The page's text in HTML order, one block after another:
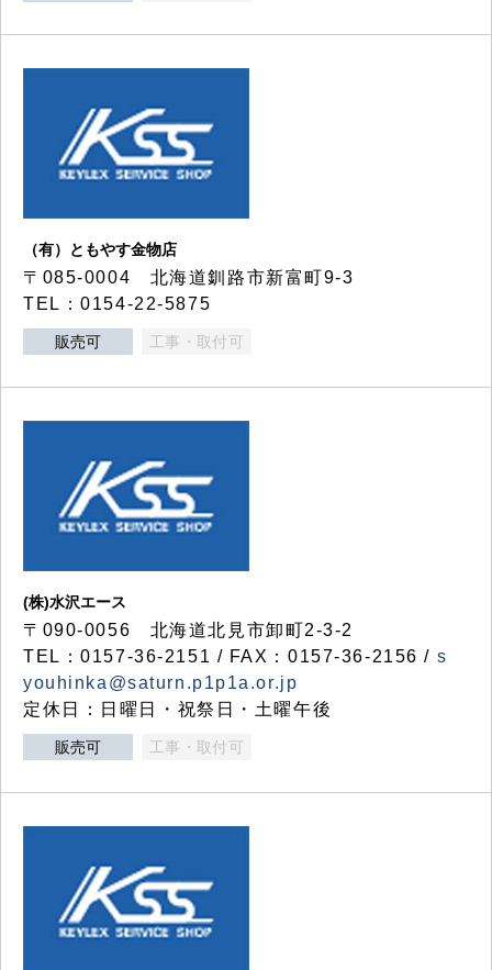
（有）ともやす金物店
〒085-0004 北海道釧路市新富町9-3
TEL：0154-22-5875
販売可 工事・取付可
(株)水沢エース
〒090-0056 北海道北見市卸町2-3-2
TEL：0157-36-2151 / FAX：0157-36-2156 / s
youhinka@saturn.p1p1a.or.jp
定休日：日曜日・祝祭日・土曜午後
販売可 工事・取付可